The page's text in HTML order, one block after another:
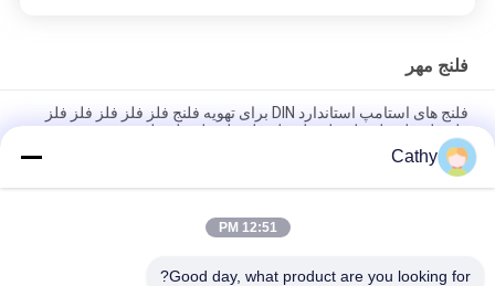
فلنج مهر
فلنج های استامپ استاندارد DIN برای تهویه فلنج فلز فلز فلز فلز فلز
فلز فلز فلز فلز فلز فلز فلز فلز فلز فلز فلز فلز فلز
صنعت و سنگین
Cathy
12:51 PM
Good day, what product are you looking for?